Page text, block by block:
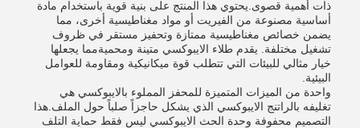
ذات أهمية قصوى.يحتوي هذا المنتج على بنية قوية باستخدام مادة
أساسية مصنوعة من الفيريت أو مواد مغناطيسية أخرى، مما
يضمن خصائص مغناطيسية ممتازة وتحفيز مستقر في ظروف
تشغيل مختلفة. يقدم طلاء الايبوكسي متينة ومحميةمما يجعلها
خيار مثالي للبيئات التي تتطلب قوة ميكانيكية ومقاومة للعوامل
البيئية.
واحدة من الميزات المتميزة للمحفز المملوء بالايبوكسي هي
تغليفه بالراتنج الايبوكسي الذي يشكل حاجزاً صلباً حول الملف.هذا
التصميم محفوفة وحدة الحث الايبوكسي ليس فقط حماية التلف